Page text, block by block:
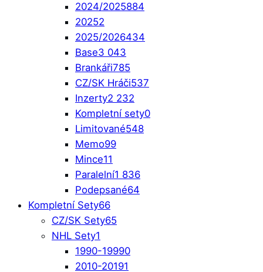
2024/2025884
20252
2025/2026434
Base3 043
Brankáři785
CZ/SK Hráči537
Inzerty2 232
Kompletní sety0
Limitované548
Memo99
Mince11
Paralelní1 836
Podepsané64
Kompletní Sety66
CZ/SK Sety65
NHL Sety1
1990-19990
2010-20191